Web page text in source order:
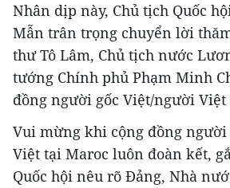
Nhân dịp này, Chủ tịch Quốc
Mẫn trân trọng chuyển lời
thư Tô Lâm, Chủ tịch nước
tướng Chính phủ Phạm Minh
đồng người gốc Việt/người Việt
Vui mừng khi cộng đồng
Việt tại Maroc luôn đoàn kết,
Quốc hội nêu rõ Đảng, Nhà